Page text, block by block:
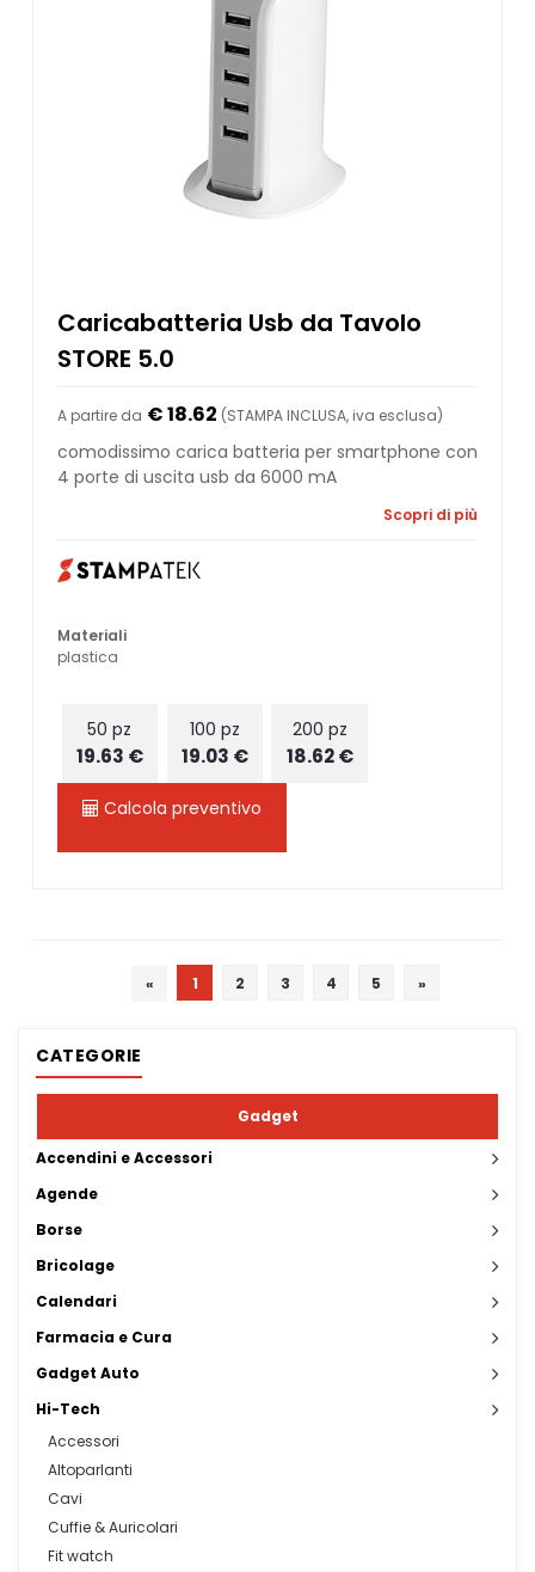
Caricabatteria Usb da Tavolo
STORE 5.0
A partire da € 18.62 (STAMPA INCLUSA, iva esclusa)
comodissimo carica batteria per smartphone con
4 porte di uscita usb da 6000 mA
Scopri di più
Materiali
plastica
50 pz
19.63 €
100 pz
19.03 €
200 pz
18.62 €
Calcola preventivo
« 1 2 3 4 5 »
CATEGORIE
Gadget
Accendini e Accessori
Agende
Borse
Bricolage
Calendari
Farmacia e Cura
Gadget Auto
Hi-Tech
Accessori
Altoparlanti
Cavi
Cuffie & Auricolari
Fit watch